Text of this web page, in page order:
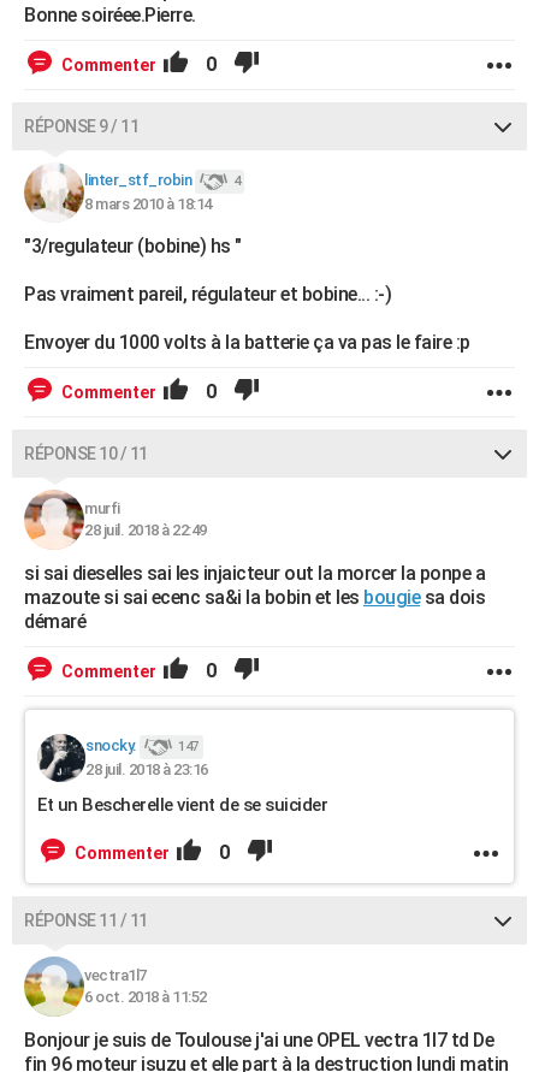
Bonne soiréee.Pierre.
Commenter 0
RÉPONSE 9 / 11
linter_stf_robin 4
8 mars 2010 à 18:14
"3/regulateur (bobine) hs "
Pas vraiment pareil, régulateur et bobine... :-)
Envoyer du 1000 volts à la batterie ça va pas le faire :p
Commenter 0
RÉPONSE 10 / 11
murfi
28 juil. 2018 à 22:49
si sai dieselles sai les injaicteur out la morcer la ponpe a
mazoute si sai ecenc sa&i la bobin et les bougiesa dois
démaré
Commenter 0
snocky. 147
28 juil. 2018 à 23:16
Et un Bescherelle vient de se suicider
Commenter 0
RÉPONSE 11 / 11
vectra1l7
6 oct. 2018 à 11:52
Bonjour je suis de Toulouse j'ai une OPEL vectra 1l7 td De
fin 96 moteur isuzu et elle part à la destruction lundi matin